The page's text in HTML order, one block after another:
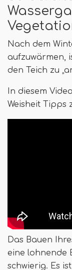
Nach dem
aufzuwärmen,
den Teich zu
In diesem
Weisheit Tipps
Das Bauen
eine lohnende
schwierig. Es